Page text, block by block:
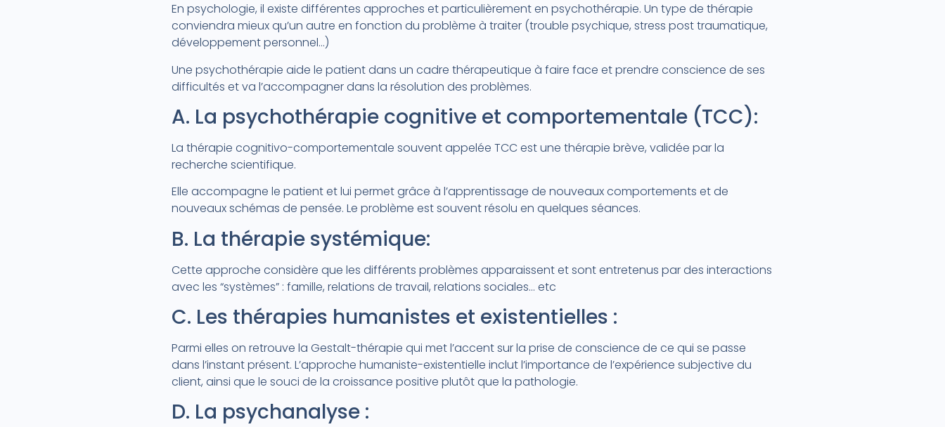
En psychologie, il existe différentes approches et particulièrement en psychothérapie. Un type de thérapie
conviendra mieux qu’un autre en fonction du problème à traiter (trouble psychique, stress post traumatique,
développement personnel…)
Une psychothérapie aide le patient dans un cadre thérapeutique à faire face et prendre conscience de ses
difficultés et va l’accompagner dans la résolution des problèmes.
A. La psychothérapie cognitive et comportementale (TCC):
La thérapie cognitivo-comportementale souvent appelée TCC est une thérapie brève, validée par la
recherche scientifique.
Elle accompagne le patient et lui permet grâce à l’apprentissage de nouveaux comportements et de
nouveaux schémas de pensée. Le problème est souvent résolu en quelques séances.
B. La thérapie systémique:
Cette approche considère que les différents problèmes apparaissent et sont entretenus par des interactions
avec les “systèmes” : famille, relations de travail, relations sociales… etc
C. Les thérapies humanistes et existentielles :
Parmi elles on retrouve la Gestalt-thérapie qui met l’accent sur la prise de conscience de ce qui se passe
dans l’instant présent. L’approche humaniste-existentielle inclut l’importance de l’expérience subjective du
client, ainsi que le souci de la croissance positive plutôt que la pathologie.
D. La psychanalyse :